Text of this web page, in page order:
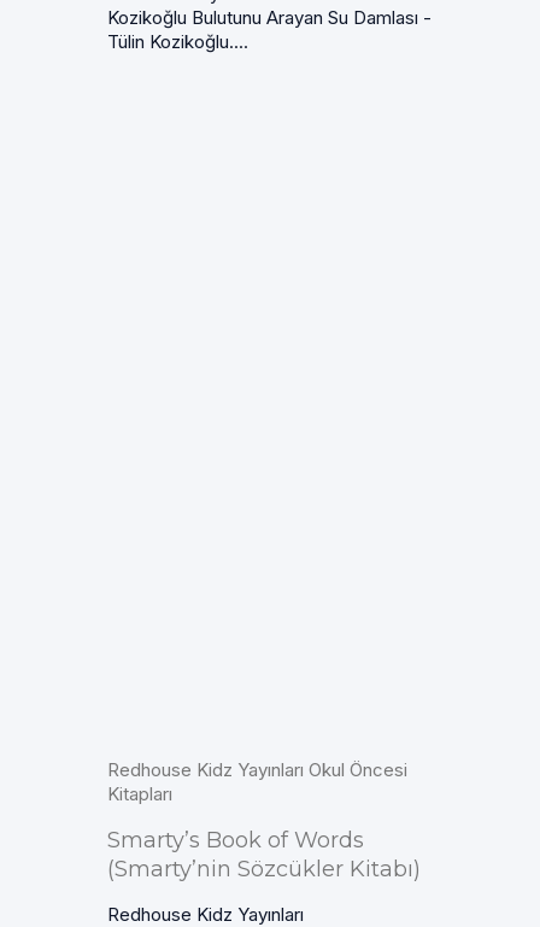
Kozikoğlu Bulutunu Arayan Su Damlası -
Tülin Kozikoğlu....
Redhouse Kidz Yayınları Okul Öncesi
Kitapları
Smarty’s Book of Words
(Smarty’nin Sözcükler Kitabı)
Redhouse Kidz Yayınları